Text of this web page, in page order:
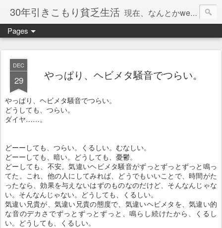
30年引きこもり貧乏生活 現在、なんとかweb系の仕事で食べています。このブログで扱う問題は「この世とはなにか」「人生とはなにか」「人間とはなにか」「強迫神経症の原因と解決法」「うつ病の原因と寄り添う方法」「家族の問題」などについてです。
Pages
DEC
29 やっぱり、ヘビメタ騒音でつらい。
やっぱり、ヘビメタ騒音でつらい。
どうしても、つらい。
ダイヤ……。
どーーしても、つらい。くるしい。むなしい。
どーーしても、暗い。どうしても、憂鬱。
どーしても、不安。気違いヘビメタ騒音がずっとずっとずっと鳴っ
てた。これ、他の人にしてみれば、どうでもいいことで、時間がた
ったなら、効果を与えないはずのものなのだけど、そんなんじゃな
い。そんなんじゃない。どうしても、くるしい。
気違い兄貴が、気違い兄貴の態度で、気違いヘビメタを、気違い的
な音のデカさでずっとずっとずっと、鳴らし続けたから、くるし
い。どうしても、くるしい。